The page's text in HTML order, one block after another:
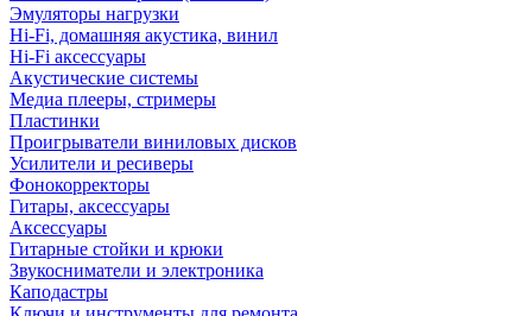
Эмуляторы нагрузки
Hi-Fi, домашняя акустика, винил
Hi-Fi аксессуары
Акустические системы
Медиа плееры, стримеры
Пластинки
Проигрыватели виниловых дисков
Усилители и ресиверы
Фонокорректоры
Гитары, аксессуары
Аксессуары
Гитарные стойки и крюки
Звукосниматели и электроника
Каподастры